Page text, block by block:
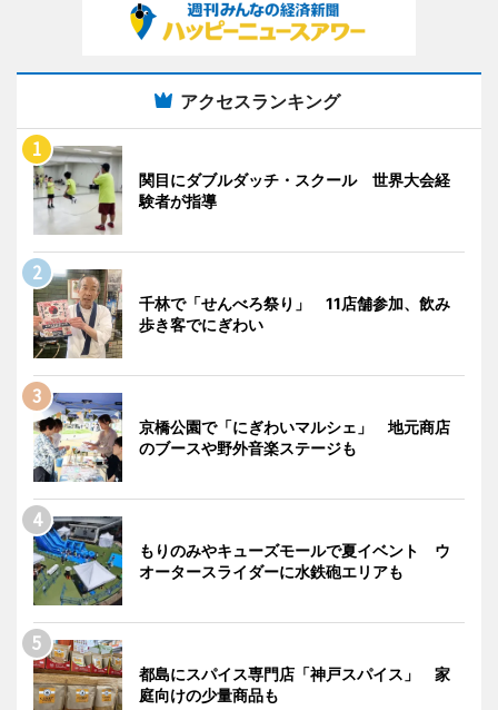
アクセスランキング
関目にダブルダッチ・スクール 世界大会経
験者が指導
千林で「せんべろ祭り」 11店舗参加、飲み
歩き客でにぎわい
京橋公園で「にぎわいマルシェ」 地元商店
のブースや野外音楽ステージも
もりのみやキューズモールで夏イベント ウ
オータースライダーに水鉄砲エリアも
都島にスパイス専門店「神戸スパイス」 家
庭向けの少量商品も